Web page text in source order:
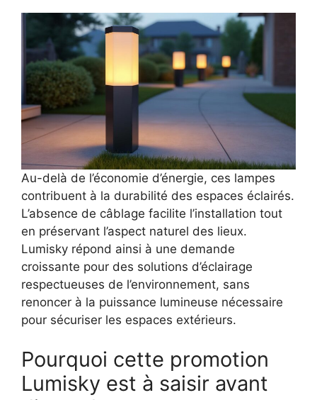
Au-delà de l’économie d’énergie, ces lampes
contribuent à la durabilité des espaces éclairés.
L’absence de câblage facilite l’installation tout
en préservant l’aspect naturel des lieux.
Lumisky répond ainsi à une demande
croissante pour des solutions d’éclairage
respectueuses de l’environnement, sans
renoncer à la puissance lumineuse nécessaire
pour sécuriser les espaces extérieurs.
Pourquoi cette promotion
Lumisky est à saisir avant